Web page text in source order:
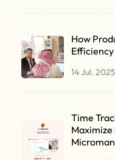
How
Efficiency
14 Jul. 2025
Time